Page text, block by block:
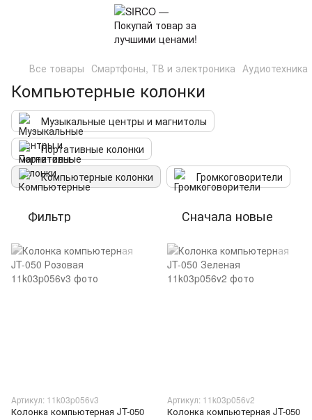
Все товары Смартфоны, ТВ и электроника Аудиотехника
Компьютерные колонки
Музыкальные центры и магнитолы
Портативные колонки
Компьютерные колонки
Громкоговорители
Фильтр Сначала новые
Артикул: 11k03p056v3
Колонка компьютерная JT-050
Артикул: 11k03p056v2
Колонка компьютерная JT-050